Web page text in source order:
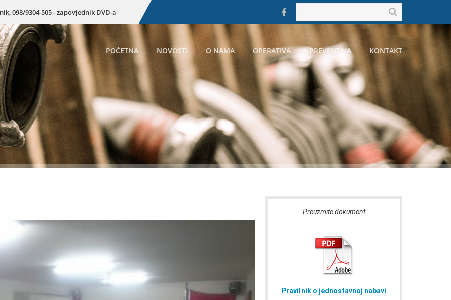
098/9304-505 - zapovjednik DVD-a
POČETNA NOVOSTI O NAMA OPERATIVA PREVENTIVA KONTAKT
Pravilnik o jednostavnoj nabavi
Preuzmite dokument
Naputak za domaćinstva